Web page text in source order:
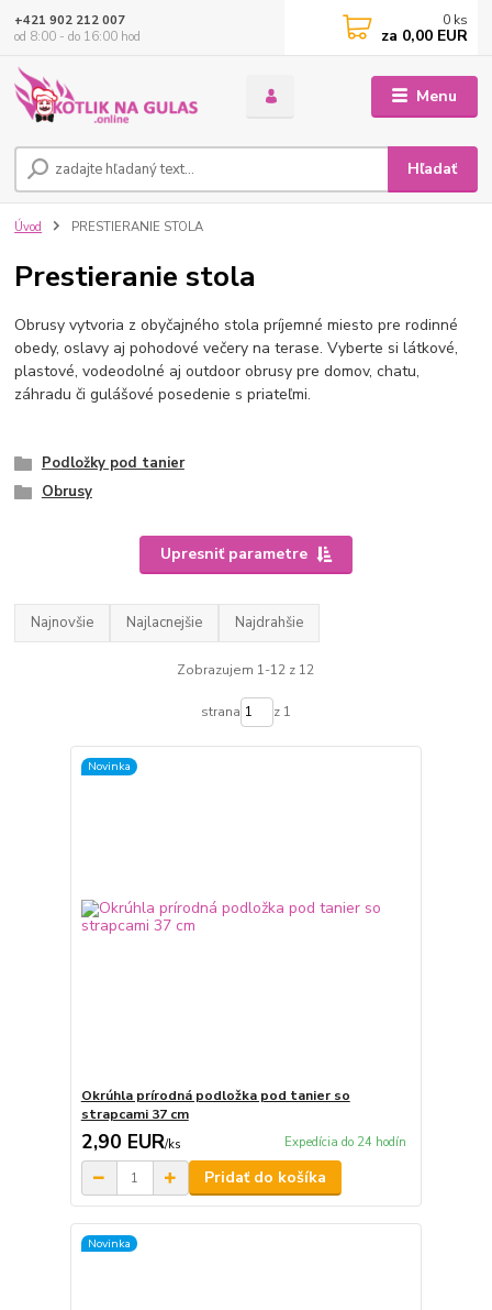
Menu
Hľadať
+421 902 212 007
od 8:00 - do 16:00 hod
0 ks
za 0,00 EUR
Úvod PRESTIERANIE STOLA
Prestieranie stola
Obrusy vytvoria z obyčajného stola príjemné miesto pre rodinné
obedy, oslavy aj pohodové večery na terase. Vyberte si látkové,
plastové, vodeodolné aj outdoor obrusy pre domov, chatu,
záhradu či gulášové posedenie s priateľmi.
Podložky pod tanier
Obrusy
Upresniť parametre
Najnovšie Najlacnejšie Najdrahšie
Zobrazujem 1-12 z 12
strana z 1
Novinka
Okrúhla prírodná podložka pod tanier so
strapcami 37 cm
2,90 EUR/ks Expedícia do 24 hodín
Pridať do košíka
Novinka